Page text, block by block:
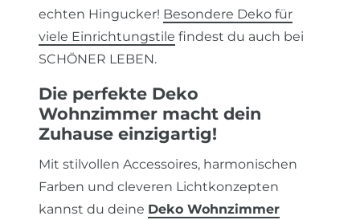
echten Hingucker! Besondere Deko für
viele Einrichtungstile findest du auch bei
SCHÖNER LEBEN.
Die perfekte Deko
Wohnzimmer macht dein
Zuhause einzigartig!
Mit stilvollen Accessoires, harmonischen
Farben und cleveren Lichtkonzepten
kannst du deine Deko Wohnzimmer